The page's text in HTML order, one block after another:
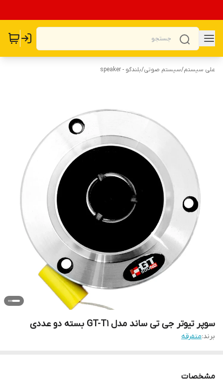
علی سیستم/سیستم صوتی/بلندگو - speaker
سوپر تیوتر جی تی ساند مدل GT-T1 بسته دو عددی
برند:متفرقه
مشخصات